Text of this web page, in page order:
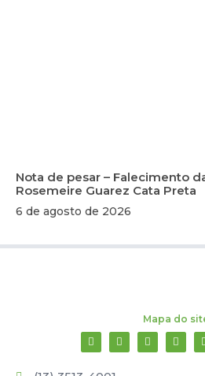
Nota de pesar – Falecimento
Rosemeire Guarez Cata Preta
6 de agosto de 2026
Mapa do